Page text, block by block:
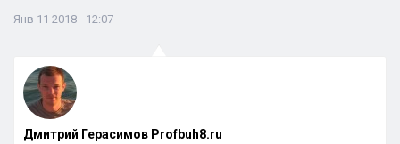
Янв 11 2018 - 12:07
Дмитрий Герасимов Profbuh8.ru